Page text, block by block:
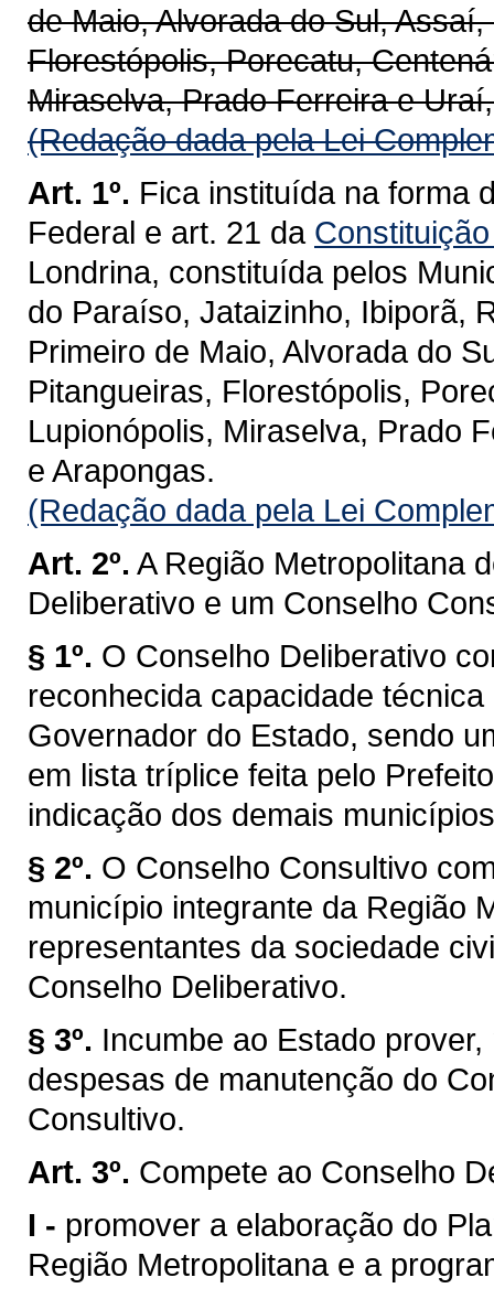
de Maio, Alvorada do Sul,
Florestópolis, Porecatu,
Miraselva, Prado Ferreira e
(Redação dada pela Lei
Art. 1º. Fica instituída na forma
Federal e art. 21 da
Londrina, constituída pelos
do Paraíso, Jataizinho, Ibiporã,
Primeiro de Maio, Alvorada do
Pitangueiras, Florestópolis,
Lupionópolis, Miraselva, Prado
e Arapongas.
(Redação dada pela Lei
Art. 2º. A Região Metropolitana
Deliberativo e um Conselho
§ 1º. O Conselho Deliberativo
reconhecida capacidade
Governador do Estado, sendo
em lista tríplice feita pelo
indicação dos demais
§ 2º. O Conselho Consultivo
município integrante da Região
representantes da sociedade
Conselho Deliberativo.
§ 3º. Incumbe ao Estado
despesas de manutenção do
Consultivo.
Art. 3º. Compete ao Conselho
I - promover a elaboração do
Região Metropolitana e a